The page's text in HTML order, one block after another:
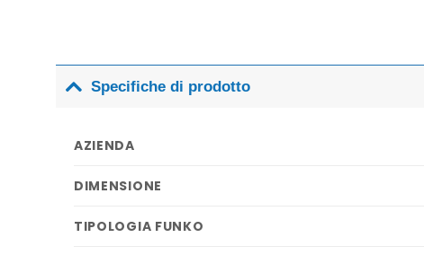
Specifiche di prodotto
AZIENDA
DIMENSIONE
TIPOLOGIA FUNKO